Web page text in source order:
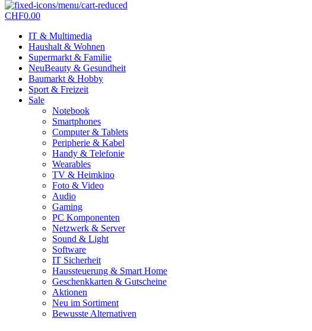
CHF0.00
IT & Multimedia
Haushalt & Wohnen
Supermarkt & Familie
NeuBeauty & Gesundheit
Baumarkt & Hobby
Sport & Freizeit
Sale
Notebook
Smartphones
Computer & Tablets
Peripherie & Kabel
Handy & Telefonie
Wearables
TV & Heimkino
Foto & Video
Audio
Gaming
PC Komponenten
Netzwerk & Server
Sound & Light
Software
IT Sicherheit
Haussteuerung & Smart Home
Geschenkkarten & Gutscheine
Aktionen
Neu im Sortiment
Bewusste Alternativen